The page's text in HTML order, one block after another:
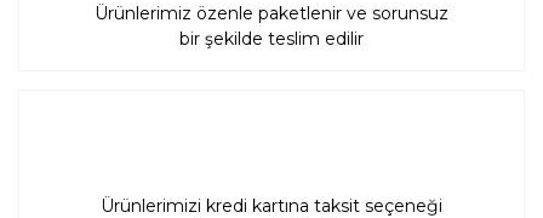
Ürünlerimiz özenle paketlenir ve sorunsuz
bir şekilde teslim edilir
Ürünlerimizi kredi kartına taksit seçeneği